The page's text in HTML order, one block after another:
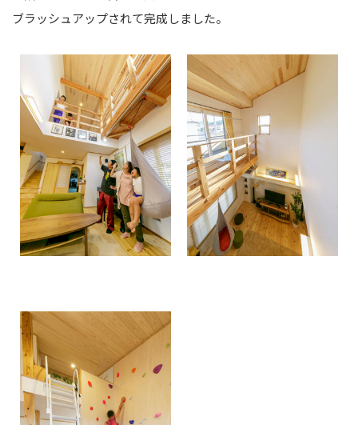
ブラッシュアップされて完成しました。